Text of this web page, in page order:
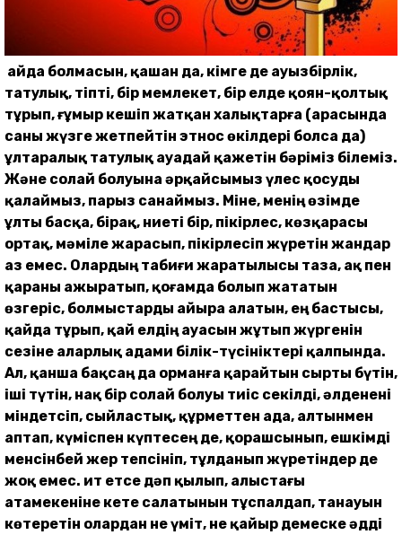
Қайда болмасын, қашан да, кімге де ауызбірлік,
татулық, тіпті, бір мемлекет, бір елде қоян-қолтық
тұрып, ғұмыр кешіп жатқан халықтарға (арасында
саны жүзге жетпейтін этнос өкілдері болса да)
ұлтаралық татулық ауадай қажетін бәріміз білеміз.
Және солай болуына әрқайсымыз үлес қосуды
қалаймыз, парыз санаймыз. Міне, менің өзімде
ұлты басқа, бірақ, ниеті бір, пікірлес, көзқарасы
ортақ, мәміле жарасып, пікірлесіп жүретін жандар
аз емес. Олардың табиғи жаратылысы таза, ақ пен
қараны ажыратып, қоғамда болып жататын
өзгеріс, болмыстарды айыра алатын, ең бастысы,
қайда тұрып, қай елдің ауасын жұтып жүргенін
сезіне аларлық адами білік-түсініктері қалпында.
Ал, қанша бақсаң да орманға қарайтын сырты бүтін,
іші түтін, нақ бір солай болуы тиіс секілді, әлденені
міндетсіп, сыйластық, құрметтен ада, алтынмен
аптап, күміспен күптесең де, қорашсынып, ешкімді
менсінбей жер тепсініп, тұлданып жүретіндер де
жоқ емес. Қит етсе дәп қылып, алыстағы
атамекеніне кете салатынын тұспалдап, танауын
көтеретін олардан не үміт, не қайыр демеске әдді